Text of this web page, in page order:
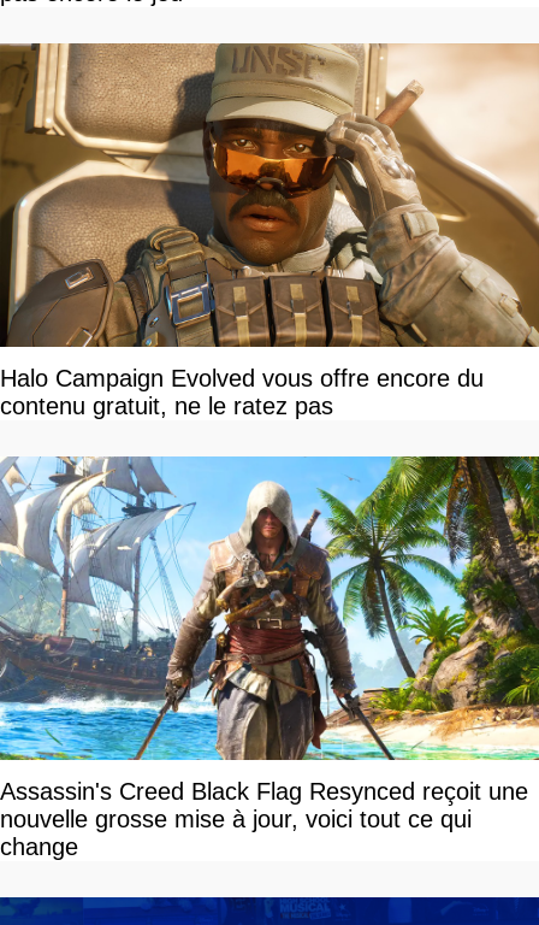
Halo Campaign Evolved vous offre encore du
contenu gratuit, ne le ratez pas
Assassin's Creed Black Flag Resynced reçoit une
nouvelle grosse mise à jour, voici tout ce qui
change